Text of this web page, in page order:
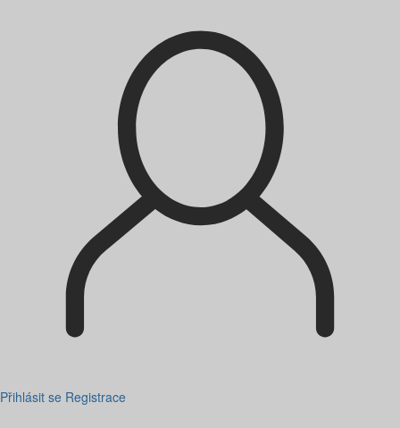
Přihlásit se Registrace